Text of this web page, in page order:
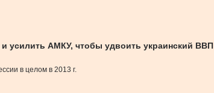
усилить АМКУ, чтобы удвоить украинский ВВП
в целом в 2013 г.